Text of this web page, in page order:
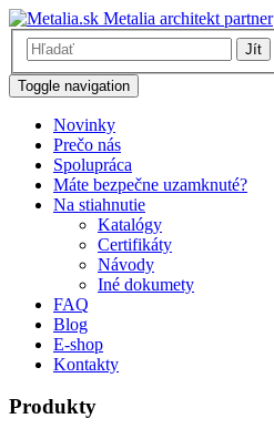
Metalia architekt partner
Jít
Toggle navigation
Novinky
Prečo nás
Spolupráca
Máte bezpečne uzamknuté?
Na stiahnutie
Katalógy
Certifikáty
Návody
Iné dokumety
FAQ
Blog
E-shop
Kontakty
Produkty